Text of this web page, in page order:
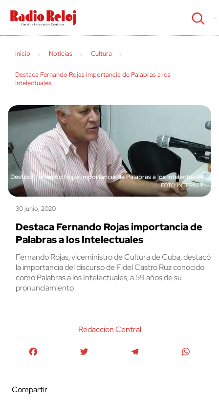
cerrar
Inicio Noticias Cultura
Destaca Fernando Rojas importancia de Palabras a los
Intelectuales
Destaca Fernando Rojas importancia de Palabras a los Intelectuales
INTERNET
30 junio, 2020
Destaca Fernando Rojas importancia de
Palabras a los Intelectuales
Fernando Rojas, viceministro de Cultura de Cuba, destacó
la importancia del discurso de Fidel Castro Ruz conocido
como Palabras a los Intelectuales, a 59 años de su
pronunciamiento
Redaccion Central
Compartir